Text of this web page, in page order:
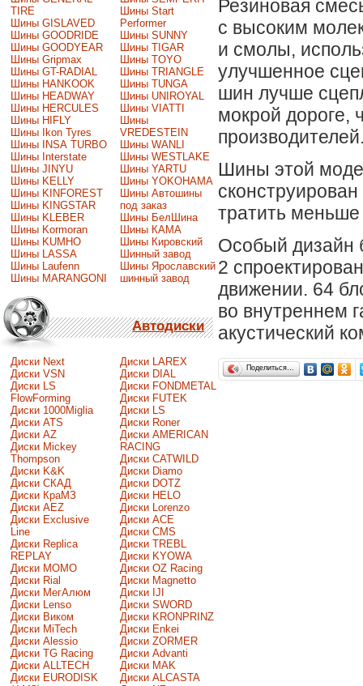
TIRE
Шины GISLAVED
Шины GOODRIDE
Шины GOODYEAR
Шины Gripmax
Шины GT-RADIAL
Шины HANKOOK
Шины HEADWAY
Шины HERCULES
Шины HIFLY
Шины Ikon Tyres
Шины INSA TURBO
Шины Interstate
Шины JINYU
Шины KELLY
Шины KINFOREST
Шины KINGSTAR
Шины KLEBER
Шины Kormoran
Шины KUMHO
Шины LASSA
Шины Laufenn
Шины MARANGONI
Шины Start
Performer
Шины SUNNY
Шины TIGAR
Шины TOYO
Шины TRIANGLE
Шины TUNGA
Шины UNIROYAL
Шины VIATTI
Шины
VREDESTEIN
Шины WANLI
Шины WESTLAKE
Шины YARTU
Шины YOKOHAMA
Шины Автошины
под заказ
Шины БелШина
Шины КАМА
Шины Кировский
Шинный завод
Шины Ярославский
шинный завод
Автодиски
Диски Next
Диски VSN
Диски LS
FlowForming
Диски 1000Miglia
Диски ATS
Диски AZ
Диски Mickey
Thompson
Диски K&K
Диски СКАД
Диски КраМЗ
Диски AEZ
Диски Exclusive
Line
Диски Replica
REPLAY
Диски MOMO
Диски Rial
Диски МегАлюм
Диски Lenso
Диски Виком
Диски MiTech
Диски Alessio
Диски TG Racing
Диски ALLTECH
Диски EURODISK
Диски LAREX
Диски DIAL
Диски FONDMETAL
Диски FUTEK
Диски LS
Диски Roner
Диски AMERICAN
RACING
Диски CATWILD
Диски Diamo
Диски DOTZ
Диски HELO
Диски Lorenzo
Диски ACE
Диски CMS
Диски TREBL
Диски KYOWA
Диски OZ Racing
Диски Magnetto
Диски IJI
Диски SWORD
Диски KRONPRINZ
Диски Enkei
Диски ZORMER
Диски Advanti
Диски MAK
Диски ALCASTA
Резиновая
с высоким
и смолы,
улучшенное
шин лучше
мокрой дороге,
Шины этой
тратить
Особый дизайн
2
движении. 64
во внутреннем
акустический
Поделиться…